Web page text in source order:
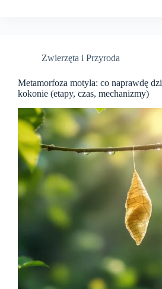
Zwierzęta i Przyroda
Metamorfoza motyla: co naprawdę
kokonie (etapy, czas, mechanizmy)